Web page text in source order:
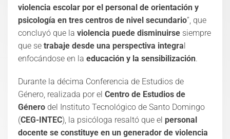
violencia escolar por el personal de orientación y
psicología en tres centros de nivel secundario”, que
concluyó que la violencia puede disminuirse siempre
que se trabaje desde una perspectiva integral
enfocándose en la educación y la sensibilización.
Durante la décima Conferencia de Estudios de
Género, realizada por el Centro de Estudios de
Género del Instituto Tecnológico de Santo Domingo
(CEG-INTEC), la psicóloga resaltó que el personal
docente se constituye en un generador de violencia